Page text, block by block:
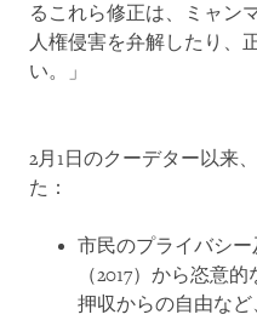
るこれら修正は、ミャン
人権侵害を弁解したり、
い。」
2月1日のクーデター以来
た：
市民のプライバシ
（2017）から恣意
押収からの自由な